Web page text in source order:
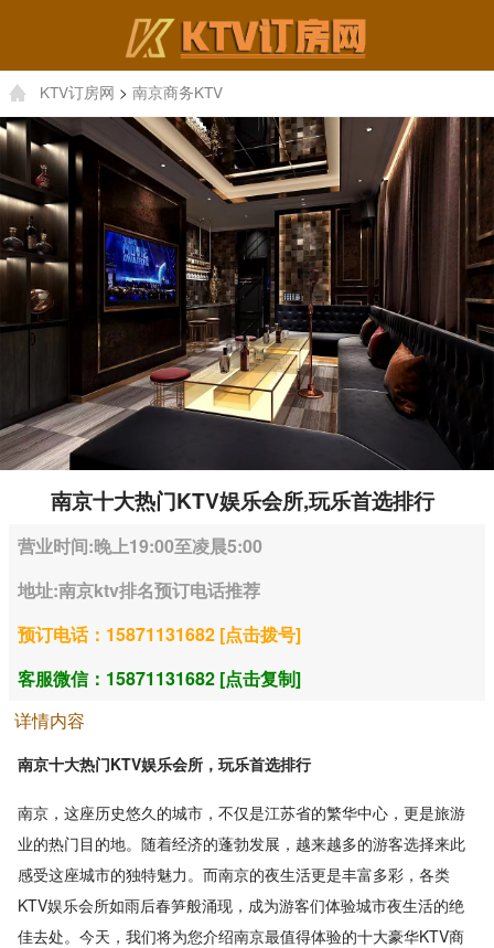
KTV订房网 > 南京商务KTV
南京十大热门KTV娱乐会所,玩乐首选排行
营业时间:晚上19:00至凌晨5:00
地址:南京ktv排名预订电话推荐
预订电话：15871131682 [点击拨号]
客服微信：15871131682 [点击复制]
详情内容
南京十大热门KTV娱乐会所，玩乐首选排行
南京，这座历史悠久的城市，不仅是江苏省的繁华中心，更是旅游
业的热门目的地。随着经济的蓬勃发展，越来越多的游客选择来此
感受这座城市的独特魅力。而南京的夜生活更是丰富多彩，各类
KTV娱乐会所如雨后春笋般涌现，成为游客们体验城市夜生活的绝
佳去处。今天，我们将为您介绍南京最值得体验的十大豪华KTV商